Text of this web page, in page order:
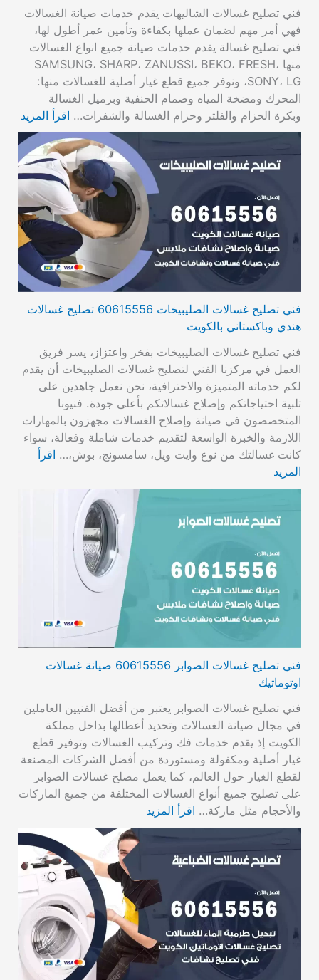
فني تصليح غسالات الشاليهات يقدم خدمات صيانة الغسالات
فهي أمر مهم لضمان عملها بكفاءة وتأمين عمر أطول لها،
فني تصليح غسالة يقدم خدمات صيانة جميع انواع الغسالات
منها SAMSUNG، SHARP، ZANUSSI، BEKO، FRESH،
SONY، LG، ونوفر جميع قطع غيار أصلية للغسالات منها:
المحرك ومضخة المياه وصمام الحنفية وبرميل الغسالة
وبكرة الحزام والفلتر وحزام الغسالة والشفرات… اقرأ المزيد
فني تصليح غسالات الصليبيخات 60615556 تصليح غسالات
هندي وباكستاني بالكويت
فني تصليح غسالات الصليبيخات بفخر واعتزاز، يسر فريق
العمل في مركزنا الفني لتصليح غسالات الصليبيخات أن يقدم
لكم خدماته المتميزة والاحترافية، نحن نعمل جاهدين على
تلبية احتياجاتكم وإصلاح غسالاتكم بأعلى جودة. فنيونا
المتخصصون في صيانة وإصلاح الغسالات مجهزون بالمهارات
اللازمة والخبرة الواسعة لتقديم خدمات شاملة وفعالة، سواء
كانت غسالتك من نوع وايت ويل، سامسونج، بوش،… اقرأ
المزيد
فني تصليح غسالات الصوابر 60615556 صيانة غسالات
اوتوماتيك
فني تصليح غسالات الصوابر يعتبر من أفضل الفنيين العاملين
في مجال صيانة الغسالات وتحديد أعطالها بداخل مملكة
الكويت إذ يقدم خدمات فك وتركيب الغسالات وتوفير قطع
غيار أصلية ومكفولة ومستوردة من أفضل الشركات المصنعة
لقطع الغيار حول العالم، كما يعمل مصلح غسالات الصوابر
على تصليح جميع أنواع الغسالات المختلفة من جميع الماركات
والأحجام مثل ماركة… اقرأ المزيد